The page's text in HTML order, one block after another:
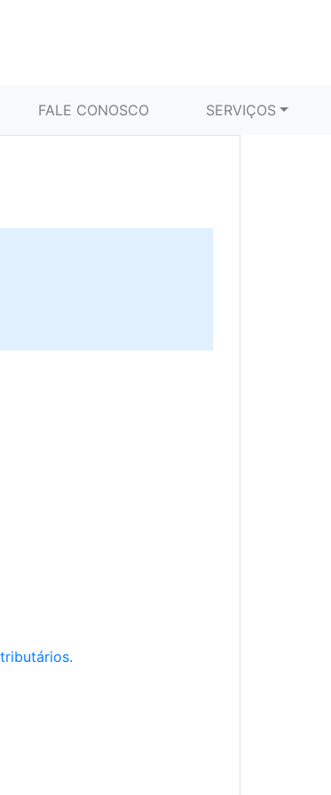
FALE CONOSCO SERVIÇOS